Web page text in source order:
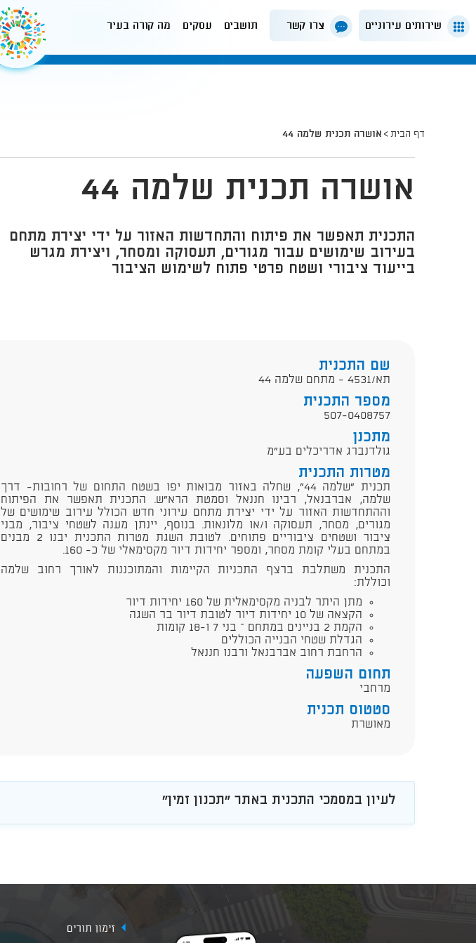
שירותים עירוניים צרו קשר תושבים עסקים מה קורה בעיר
דף הבית אושרה תכנית שלמה 44
אושרה תכנית שלמה 44
התכנית תאפשר את פיתוח והתחדשות האזור על ידי יצירת מתחם
בעירוב שימושים עבור מגורים, תעסוקה ומסחר, ויצירת מגרש
בייעוד ציבורי ושטח פרטי פתוח לשימוש הציבור
שם התכנית
תא/4531 - מתחם שלמה 44
מספר התכנית
507-0408757
מתכנן
גולדנברג אדריכלים בע"מ
מטרות התכנית
תכנית "שלמה 44", שחלה באזור מבואות יפו בשטח התחום של רחובות- דרך
שלמה, אברבנאל, רבינו חננאל וסמטת הרא"ש. התכנית תאפשר את הפיתוח
וההתחדשות האזור על ידי יצירת מתחם עירוני חדש הכולל עירוב שימושים של
מגורים, מסחר, תעסוקה ו/או מלונאות. בנוסף, יינתן מענה לשטחי ציבור, מבני
ציבור ושטחים ציבוריים פתוחים. לטובת השגת מטרות התכנית יבנו 2 מבנים
במתחם בעלי קומת מסחר, ומספר יחידות דיור מקסימאלי של כ- 160.
התכנית משתלבת ברצף התכניות הקיימות והמתוכננות לאורך רחוב שלמה
וכוללת:
מתן היתר לבניה מקסימאלית של 160 יחידות דיור
הקצאה של 10 יחידות דיור לטובת דיור בר השגה
הקמת 2 בניינים במתחם – בני 7 ו-18 קומות
הגדלת שטחי הבנייה הכוללים
הרחבת רחוב אברבנאל ורבנו חננאל
תחום השפעה
מרחבי
סטטוס תכנית
מאושרת
לעיון במסמכי התכנית באתר "תכנון זמין"
זימון תורים